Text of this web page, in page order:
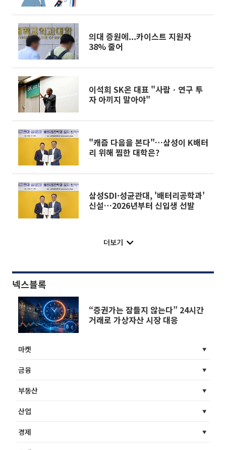
의대 증원에...카이스트 지원자
38% 줄어
이석희 SK온 대표 "사람ㆍ연구 투
자 아끼지 말아야"
"캐즘 다음을 본다"…삼성이 K배터
리 위해 찜한 대학은?
삼성SDI·성균관대, '배터리공학과'
신설…2026년부터 신입생 선발
더보기
넥스블록
“증권가는 잠들지 않는다” 24시간
거래로 가상자산 시장 대응
마켓
금융
부동산
산업
경제